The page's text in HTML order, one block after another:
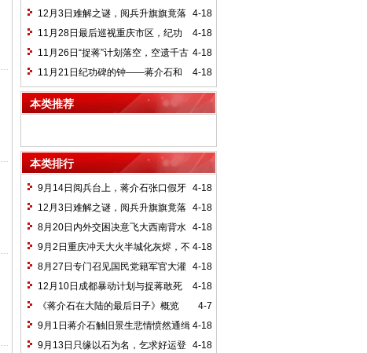
下，炮口对准了蒋介石
4-18
12月3日难解之谜，阅兵升旗旗竟落
4-18
11月28日最后巡视重庆市区，纪功
碑前垂泪久思
4-18
11月26日“捉蒋”计划落空，空遗千古
恨
4-18
11月21日纪功碑的钟——蒋介石和
李宗仁的关系
本类推荐
本类排行
4-18
9月14日阅兵台上，蒋介石张口假牙
落地
4-18
12月3日难解之谜，阅兵升旗旗竟落
4-18
8月20日内外交困决意飞大西南背水
一战
4-18
9月2日重庆冲天大火半城化灰烬，不
知谁是纵火犯
4-18
8月27日专门召见国民党籍军官大灌
迷魂汤
4-18
12月10日成都暴动计划与捉蒋敢死
队
4-7
《蒋介石在大陆的最后日子》概览
4-18
9月1日蒋介石触旧景生悲情愤然通缉
毛泽东
4-18
9月13日只缘以石为名，乞求好运登